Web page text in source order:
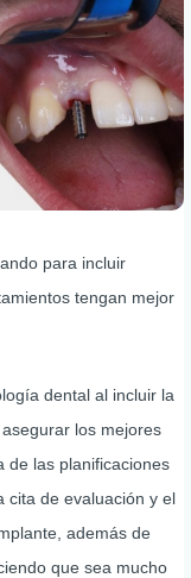
para incluir
tengan mejor
dental al incluir la
los mejores
de las planificaciones
cita de evaluación y el
además de
que sea mucho